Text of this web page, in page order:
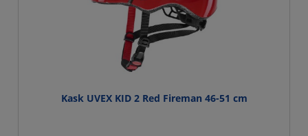
Kask UVEX KID 2 Red Fireman 46-51 cm